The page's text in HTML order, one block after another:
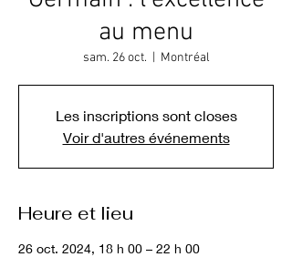
au menu
sam. 26 oct. Montréal
Les inscriptions sont closes
Voir d'autres événements
Heure et lieu
26 oct. 2024, 18 h 00 – 22 h 00